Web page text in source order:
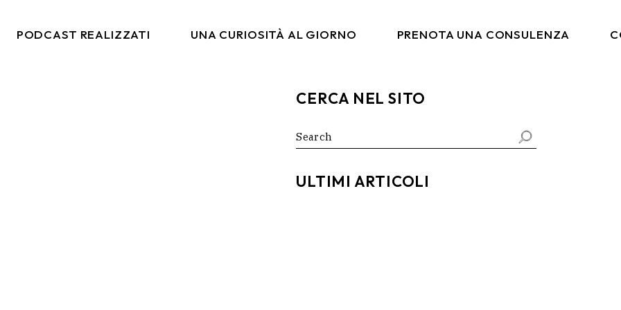
PODCAST REALIZZATI UNA CURIOSITÀ AL GIORNO PRENOTA UNA CONSULENZA
CERCA NEL SITO
Search
for:
ULTIMI ARTICOLI